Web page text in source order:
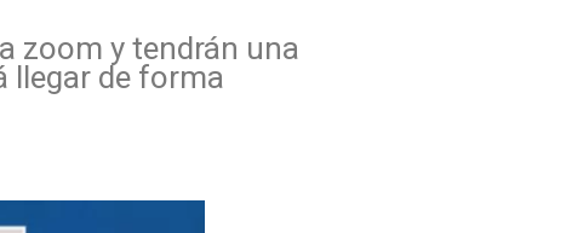
zoom y tendrán una
llegar de forma